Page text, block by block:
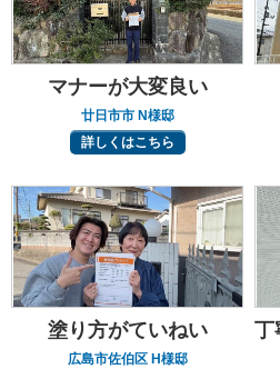
マナーが大変良い
廿日市市 N様邸
詳しくはこちら
塗り方がていねい
広島市佐伯区 H様邸